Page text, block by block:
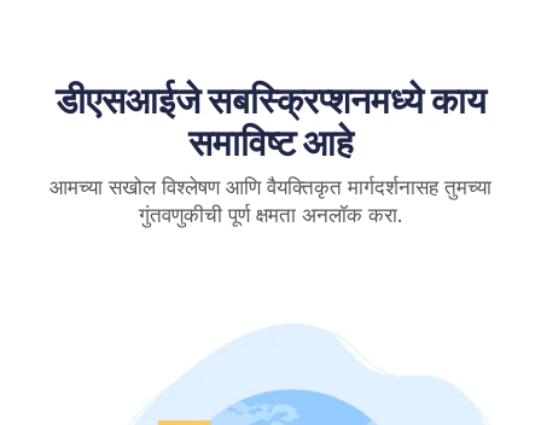
डीएसआईजे सबस्क्रिप्शनमध्ये काय
समाविष्ट आहे
आमच्या सखोल विश्लेषण आणि वैयक्तिकृत मार्गदर्शनासह तुमच्या
गुंतवणुकीची पूर्ण क्षमता अनलॉक करा.